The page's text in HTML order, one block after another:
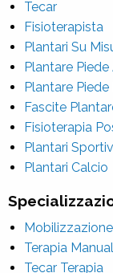
Tecar
Fisioterapista
Plantari Su
Plantare
Plantare
Fascite
Fisioterapia
Plantari
Plantari Calcio
Terapia
Tecar Terapia